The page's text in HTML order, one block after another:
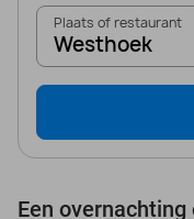
Plaats of restaurant
Westhoek
Een